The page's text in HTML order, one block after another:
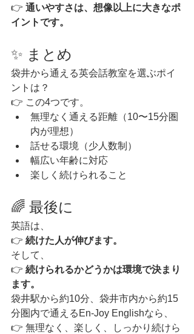
👉 通いやすさは、想像以上に大きなポ
イントです。
✨ まとめ
袋井から通える英会話教室を選ぶポイ
ントは？
👉 この4つです。
無理なく通える距離（10〜15分圏
内が理想）
話せる環境（少人数制）
幅広い年齢に対応
楽しく続けられること
🌈 最後に
英語は、
👉 続けた人が伸びます。
そして、
👉 続けられるかどうかは環境で決まり
ます。
袋井駅から約10分、袋井市内から約15
分圏内で通えるEn-Joy Englishなら、
👉 無理なく、楽しく、しっかり続けら